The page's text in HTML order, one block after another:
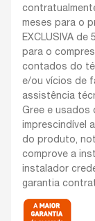
meses para o
EXCLUSIVA
para o
contados do
e/ou vícios de
assistência
Gree e usados
imprescindível
do produto,
comprove a
instalador
garantia